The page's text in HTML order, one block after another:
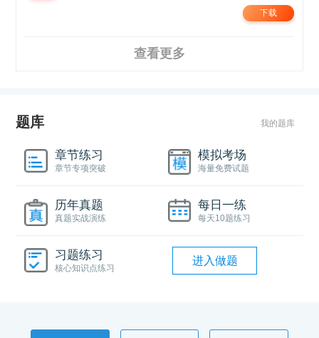
下载
查看更多
题库 我的题库
章节练习
章节专项突破
模拟考场
海量免费试题
历年真题
真题实战演练
每日一练
每天10题练习
习题练习
核心知识点练习
进入做题